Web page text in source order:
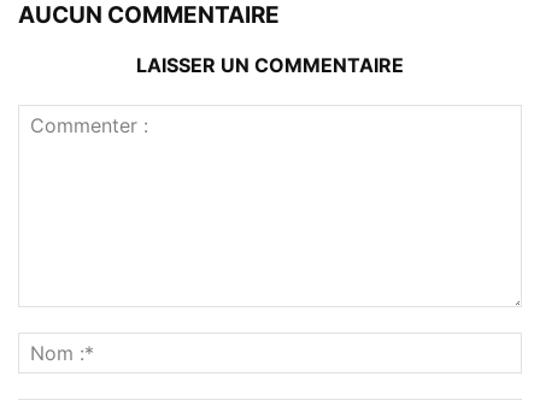
AUCUN COMMENTAIRE
LAISSER UN COMMENTAIRE